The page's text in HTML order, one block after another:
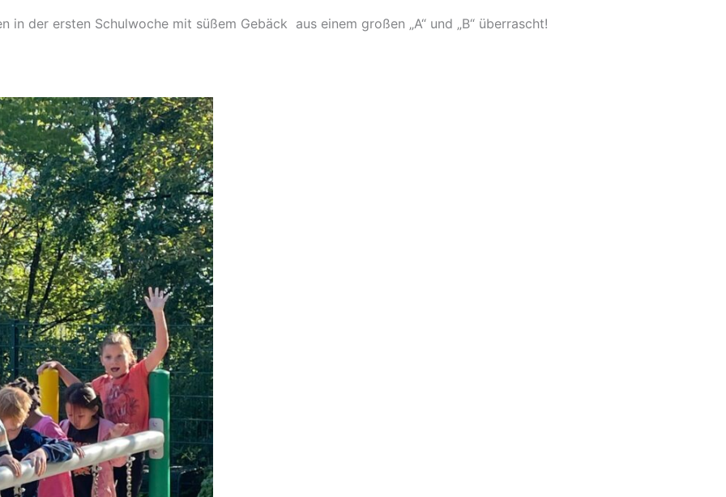
in der ersten Schulwoche mit süßem Gebäck aus einem großen „A“ und „B“ überrascht!